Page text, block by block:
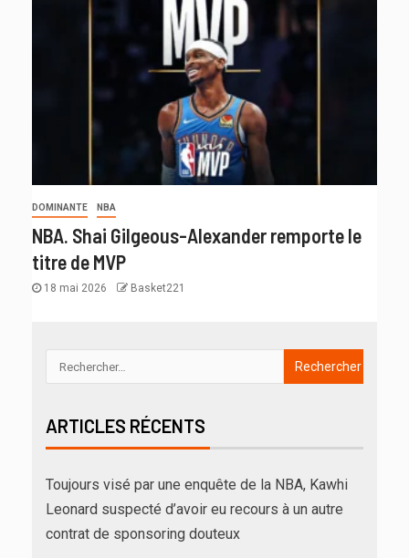
DOMINANTE NBA
NBA. Shai Gilgeous-Alexander remporte le
titre de MVP
18 mai 2026 Basket221
ARTICLES RÉCENTS
Toujours visé par une enquête de la NBA, Kawhi
Leonard suspecté d’avoir eu recours à un autre
contrat de sponsoring douteux